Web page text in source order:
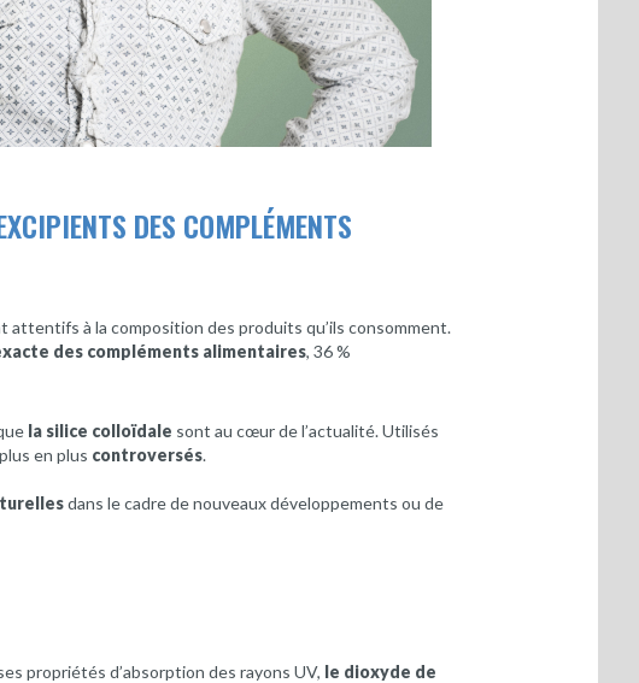
DES COMPLÉMENTS
à la composition des produits qu’ils consomment.
des compléments alimentaires, 36 %
la silice colloïdale sont au cœur de l’actualité. Utilisés
en plus controversés.
dans le cadre de nouveaux développements ou de
propriétés d’absorption des rayons UV, le dioxyde de